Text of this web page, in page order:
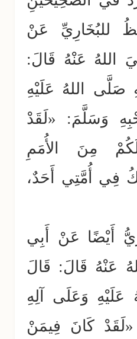
للبُخَارِيِّ عَنْ
اللهُ عَنْهُ قَالَ:
صَلَّى اللهُ عَلَيْهِ
وَسَلَّمَ: «لَقَدْ
مِنَ الأُمَمِ
فِي أُمَّتِي أَحَدٌ،
أَيْضًا عَنْ أَبِي
عَنْهُ قَالَ: قَالَ
عَلَيْهِ وَعَلَى آلِهِ
كَانَ فِيمَنْ